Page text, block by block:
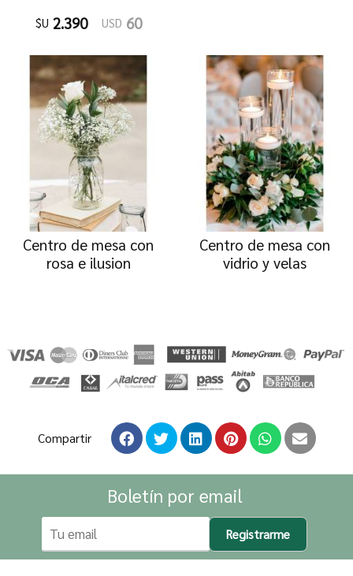
$U 2.390 USD 60
Centro de mesa con
rosa e ilusion
Centro de mesa con
vidrio y velas
Compartir
Boletín por email
Registrarme